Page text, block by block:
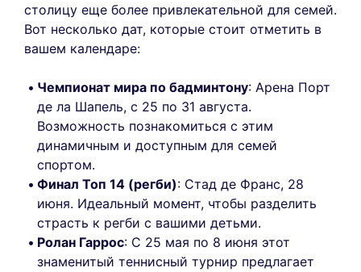
столицу еще более привлекательной для семей.
Вот несколько дат, которые стоит отметить в
вашем календаре:
Чемпионат мира по бадминтону: Арена Порт
де ла Шапель, с 25 по 31 августа.
Возможность познакомиться с этим
динамичным и доступным для семей
спортом.
Финал Топ 14 (регби): Стад де Франс, 28
июня. Идеальный момент, чтобы разделить
страсть к регби с вашими детьми.
Ролан Гаррос: С 25 мая по 8 июня этот
знаменитый теннисный турнир предлагает